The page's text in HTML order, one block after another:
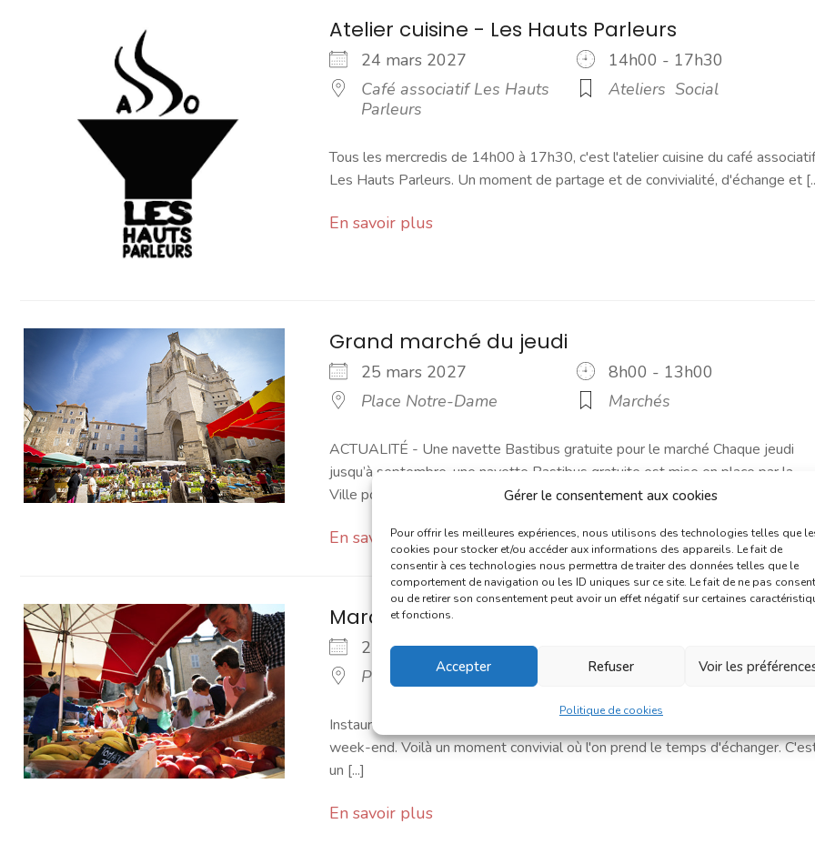
Gérer le consentement aux cookies
Pour offrir les meilleures expériences, nous utilisons des technologies telles que
cookies pour stocker et/ou accéder aux informations des appareils. Le fait de
consentir à ces technologies nous permettra de traiter des données telles que le
comportement de navigation ou les ID uniques sur ce site. Le fait de ne pas
ou de retirer son consentement peut avoir un effet négatif sur certaines
et fonctions.
Accepter Refuser Voir les
Politique de cookies
Atelier cuisine - Les Hauts Parleurs
24 mars 2027
14h00 - 17h30
Café associatif Les Hauts
Parleurs
Ateliers Social
Tous les mercredis de 14h00 à 17h30, c'est l'atelier cuisine du café associatif
Les Hauts Parleurs. Un moment de partage et de convivialité, d'échange et
En savoir plus
Grand marché du jeudi
25 mars 2027
8h00 - 13h00
Place Notre-Dame
Marchés
ACTUALITÉ - Une navette Bastibus gratuite pour le marché Chaque jeudi
jusqu’à septembre, une navette Bastibus gratuite est mise en place par la
Ville pour [...]
En savoir plus
Marché du samedi
27 mars 2027
Place Notre-Dame
Marchés
Instauré en 2020, le marché du samedi est le rendez-vous incontournable du
week-end. Voilà un moment convivial où l'on prend le temps d'échanger.
un [...]
En savoir plus